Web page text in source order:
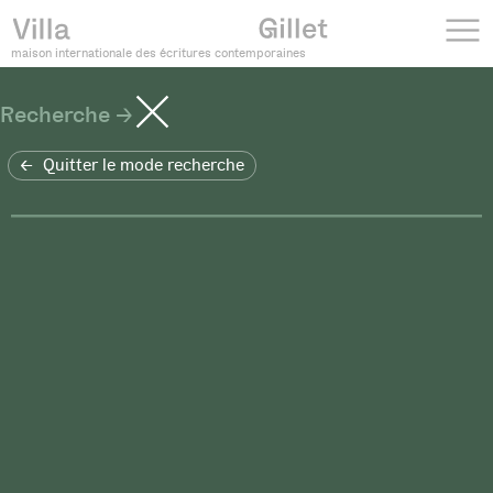
maison internationale des écritures contemporaines
Recherche
Quitter le mode recherche